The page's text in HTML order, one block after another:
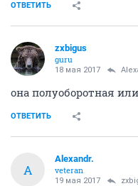
ОТВЕТИТЬ
zxbigus
guru
18 мая 2017
она полуоборотная
ОТВЕТИТЬ
A
Alexandr.
veteran
19 мая 2017